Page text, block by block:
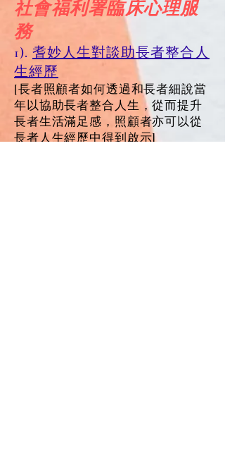
社會福利署臨床心理服
務
1). 耆妙人生對談助長者整合人
生經歷
[長者照顧者如何透過和長者細說當
年以協助長者整合人生，從而提升
長者生活滿足感，照顧者亦可以從
長者人生經歷中得到啟示]